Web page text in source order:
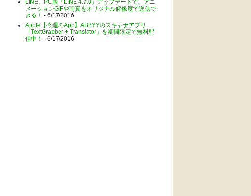
LINE、PC版「LINE 4.7.0」アップデートで、アニ
メーションGIFや写真をオリジナル解像度で送信で
きる！ - 6/17/2016
Apple【今週のApp】ABBYYのスキャナアプリ
「TextGrabber + Translator」を期間限定で無料配
信中！ - 6/17/2016